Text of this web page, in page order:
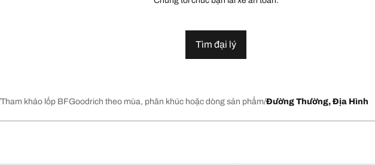
Tìm đại lý
Tham khảo lốp BFGoodrich theo mùa, phân khúc hoặc dòng sản phẩm Đường Thường, Địa Hình